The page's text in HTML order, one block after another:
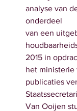
analyse van
onderdeel
van een
2015 in
het ministerie
publicaties
Van Ooijen